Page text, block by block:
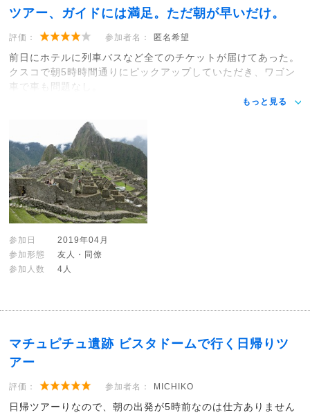
ツアー、ガイドには満足。ただ朝が早いだけ。
評価： 参加者名： 匿名希望
前日にホテルに列車バスなど全てのチケットが届けてあった。
クスコで朝5時時間通りにピックアップしていただき、ワゴン
車で車も問題なし。
もっと見る
参加日
2019年04月
参加形態
友人・同僚
参加人数
4人
マチュピチュ遺跡 ビスタドームで行く日帰りツ
アー
評価： 参加者名： MICHIKO
日帰ツアーりなので、朝の出発が5時前なのは仕方ありません